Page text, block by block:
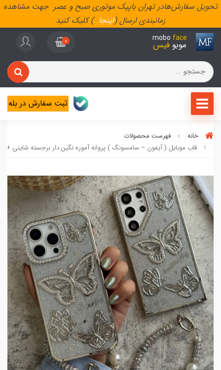
تحویل سفارش‌هادر تهران باپیک موتوری صبح و عصر جهت مشاهده
زمانبندی ارسال (اینجا..) کلیک کنید
mobo face
موبو فیس 0
ثبت سفارش در بله
خانه
فهرست محصولات
قاب موبایل ( آیفون – سامسونگ ) پروانه آموره نگین دار برجسته شاینی +